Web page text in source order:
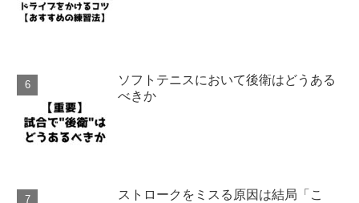
ソフトテニスにおいて後衛はどうある
べきか
ストロークをミスる原因は結局「こ